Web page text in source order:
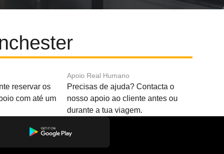
reservar os
com até um
Apoio Real Humano
Precisas de ajuda? Contacta o
nosso apoio ao cliente antes ou
durante a tua viagem.